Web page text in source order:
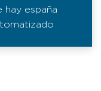
hay españa